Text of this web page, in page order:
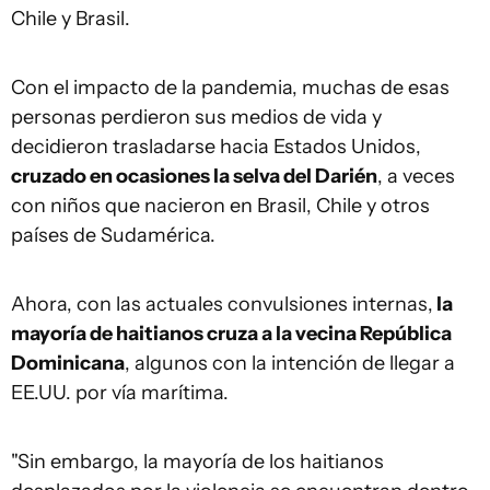
Chile y Brasil.
Con el impacto de la pandemia, muchas de esas
personas perdieron sus medios de vida y
decidieron trasladarse hacia Estados Unidos,
cruzado en ocasiones la selva del Darién, a veces
con niños que nacieron en Brasil, Chile y otros
países de Sudamérica.
Ahora, con las actuales convulsiones internas, la
mayoría de haitianos cruza a la vecina República
Dominicana, algunos con la intención de llegar a
EE.UU. por vía marítima.
"Sin embargo, la mayoría de los haitianos